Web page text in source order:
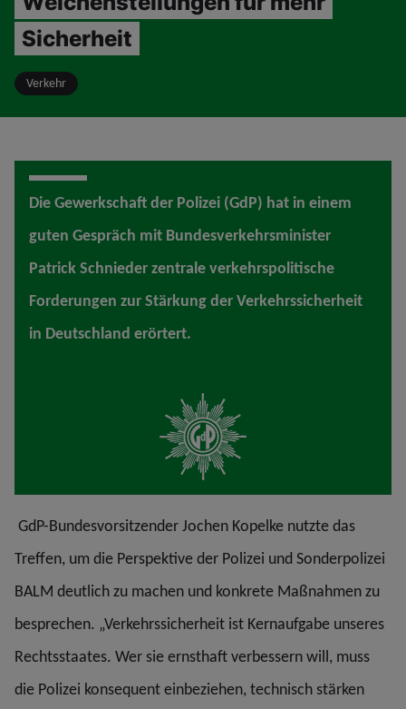
Sicherheit
Verkehr
Die Gewerkschaft der Polizei (GdP) hat in einem
guten Gespräch mit Bundesverkehrsminister
Patrick Schnieder zentrale verkehrspolitische
Forderungen zur Stärkung der Verkehrssicherheit
in Deutschland erörtert.
GdP-Bundesvorsitzender Jochen Kopelke nutzte das
Treffen, um die Perspektive der Polizei und Sonderpolizei
BALM deutlich zu machen und konkrete Maßnahmen zu
besprechen. „Verkehrssicherheit ist Kernaufgabe unseres
Rechtsstaates. Wer sie ernsthaft verbessern will, muss
die Polizei konsequent einbeziehen, technisch stärken